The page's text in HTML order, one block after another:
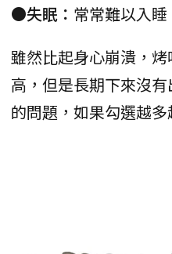
●失眠： 常常難以入睡
雖然比起身心崩潰，
高，但是長期下來沒
的問題，如果勾選越多